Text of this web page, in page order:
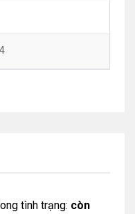
tình trạng: còn